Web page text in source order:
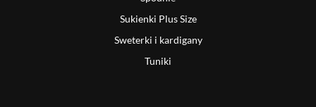
Sukienki Plus Size
Sweterki i kardigany
Tuniki